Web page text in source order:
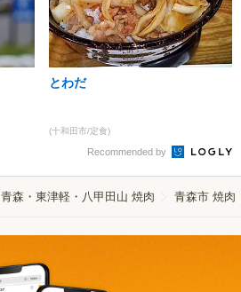
とわだ
(十和田市/定食)
Recommended by
青森・東津軽・八甲田山 焼肉 青森市 焼肉